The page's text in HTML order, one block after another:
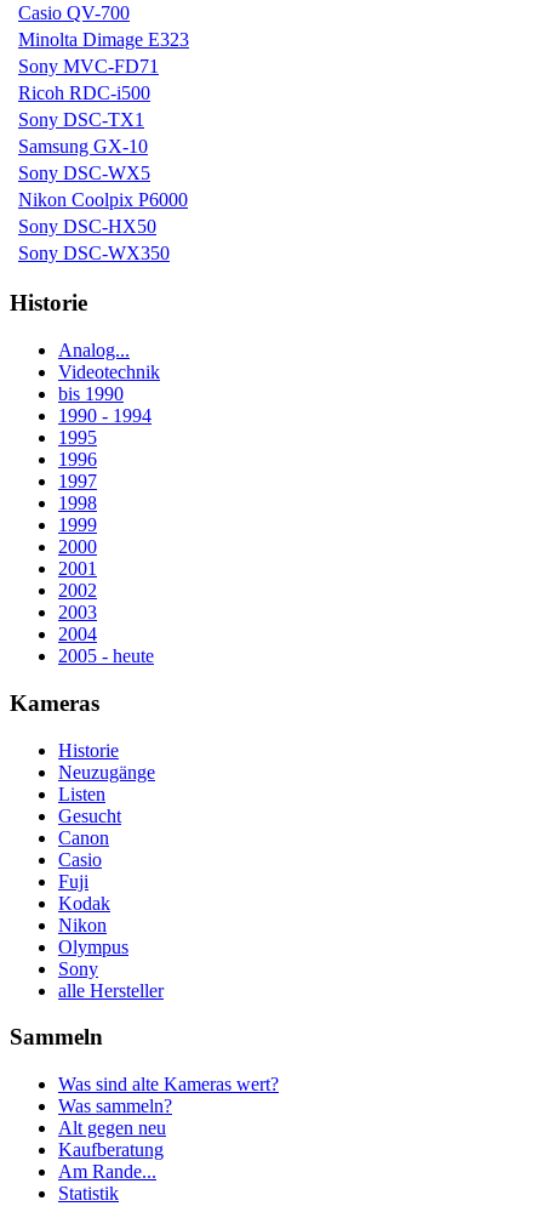
Casio QV-700
Minolta Dimage E323
Sony MVC-FD71
Ricoh RDC-i500
Sony DSC-TX1
Samsung GX-10
Sony DSC-WX5
Nikon Coolpix P6000
Sony DSC-HX50
Sony DSC-WX350
Historie
Analog...
Videotechnik
bis 1990
1990 - 1994
1995
1996
1997
1998
1999
2000
2001
2002
2003
2004
2005 - heute
Kameras
Historie
Neuzugänge
Listen
Gesucht
Canon
Casio
Fuji
Kodak
Nikon
Olympus
Sony
alle Hersteller
Sammeln
Was sind alte Kameras wert?
Was sammeln?
Alt gegen neu
Kaufberatung
Am Rande...
Statistik